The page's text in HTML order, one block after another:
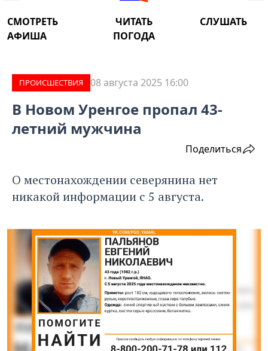
СМОТРЕТЬ ЧИТАТЬ
СЛУШАТЬ
АФИША
ПОГОДА
ПРОИCШЕСТВИЯ 08 августа 2025 16:00
В Новом Уренгое пропал 43-
летний мужчина
Поделиться
О местонахождении северянина нет
никакой информации с 5 августа.